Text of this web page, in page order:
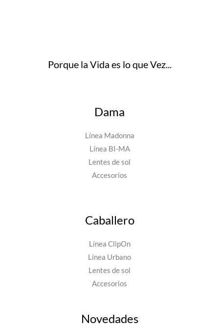
Porque la Vida es lo que Vez...
Dama
Línea Madonna
Línea BI-MA
Lentes de sol
Accesorios
Caballero
Línea ClipOn
Línea Urbano
Lentes de sol
Accesorios
Novedades